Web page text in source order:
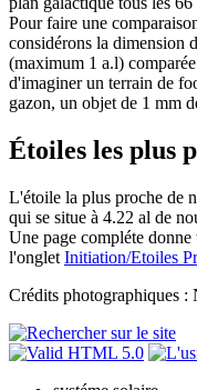
Pour faire une
considérons la dimension
(maximum 1 a.l)
d'imaginer un terrain de
gazon, un objet de 1 mm
Étoiles les plus
L'étoile la plus proche de
qui se situe à 4.22 al de
Une page compléte donne
l'onglet Initiation/Etoiles
Crédits photographiques :